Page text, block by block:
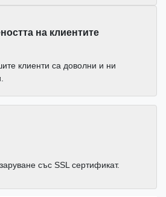
на клиентите
клиенти са доволни и ни
със SSL сертификат.